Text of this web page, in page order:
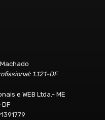
1.121-DF
e WEB Ltda.- ME
DF